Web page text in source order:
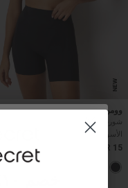
NEW
وومن سيكريت
شورت مشد للخصر ومحدد للقوام باللون
الأسود
SAR 15